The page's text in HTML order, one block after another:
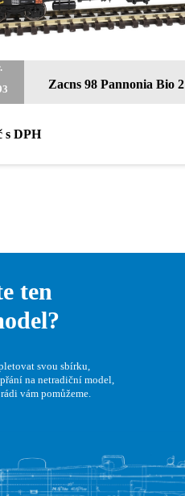
Zacns 98 Pannonia Bio 2
s DPH
ten
svou sbírku,
na netradiční model,
vám pomůžeme.